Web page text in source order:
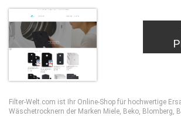
Filter-Welt.com ist Ihr Online-Shop für hochwertige
Wäschetrocknern der Marken Miele, Beko, Blomberg,